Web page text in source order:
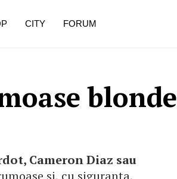
blonde
Cameron Diaz sau
si, cu siguranta,
CITY FORUM